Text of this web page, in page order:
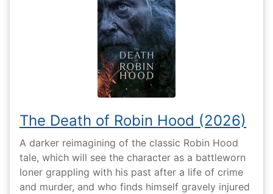
The Death of Robin Hood (2026)
A darker reimagining of the classic Robin Hood
tale, which will see the character as a battleworn
loner grappling with his past after a life of crime
and murder, and who finds himself gravely injured